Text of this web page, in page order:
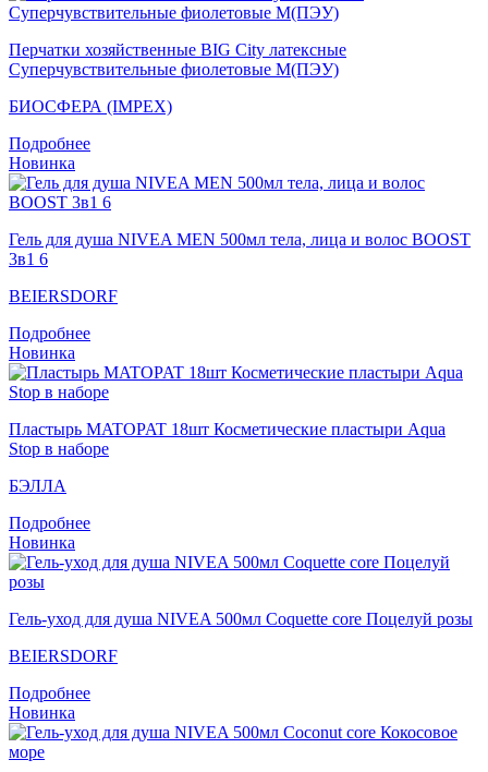
Перчатки хозяйственные BIG City латексные
Суперчувствительные фиолетовые M(ПЭУ)
БИОСФЕРА (IMPEX)
Подробнее
Новинка
Гель для душа NIVEA MEN 500мл тела, лица и волос BOOST
3в1 6
BEIERSDORF
Подробнее
Новинка
Пластырь MATOPAT 18шт Косметические пластыри Aqua
Stop в наборе
БЭЛЛА
Подробнее
Новинка
Гель-уход для душа NIVEA 500мл Coquette core Поцелуй розы
BEIERSDORF
Подробнее
Новинка